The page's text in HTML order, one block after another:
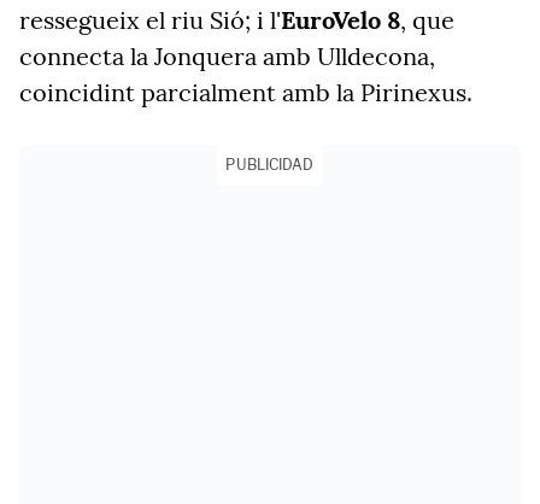
ressegueix el riu Sió; i l'EuroVelo 8, que
connecta la Jonquera amb Ulldecona,
coincidint parcialment amb la Pirinexus.
PUBLICIDAD